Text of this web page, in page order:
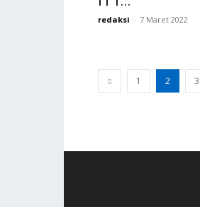
redaksi - 7 Maret 2022
1 2 3